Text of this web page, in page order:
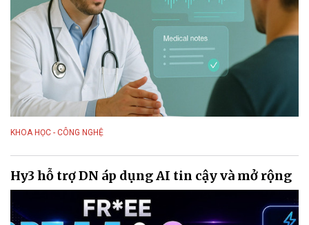
KHOA HỌC - CÔNG NGHỆ
Hy3 hỗ trợ DN áp dụng AI tin cậy và mở rộng